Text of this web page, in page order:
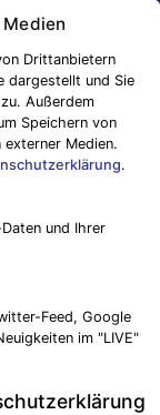
Drittanbietern
dargestellt und Sie
Außerdem
Speichern von
externer Medien.
.
und Ihrer
Feed, Google
im "LIVE"